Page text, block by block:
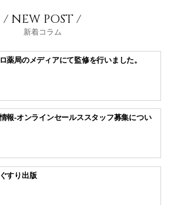
/ NEW POST /
新着コラム
薬局のメディアにて監修を行いました。
報-オンラインセールススタッフ募集につい
すり出版